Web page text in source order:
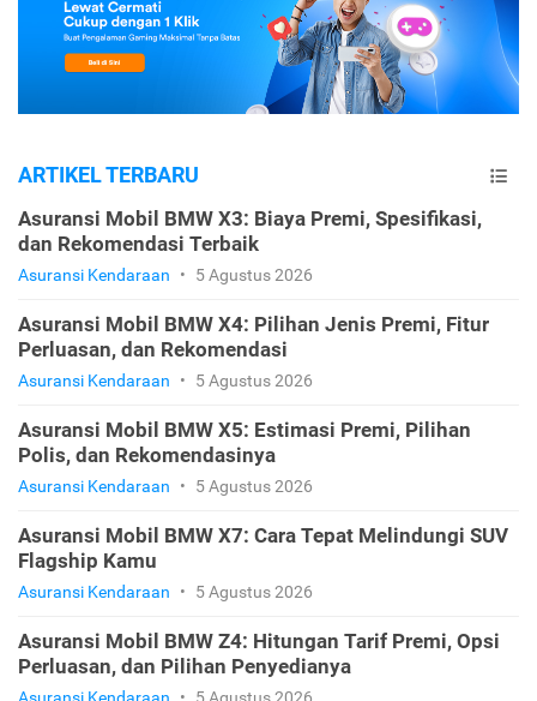
ARTIKEL TERBARU
Asuransi Mobil BMW X3: Biaya Premi, Spesifikasi,
dan Rekomendasi Terbaik
Asuransi Kendaraan • 5 Agustus 2026
Asuransi Mobil BMW X4: Pilihan Jenis Premi, Fitur
Perluasan, dan Rekomendasi
Asuransi Kendaraan • 5 Agustus 2026
Asuransi Mobil BMW X5: Estimasi Premi, Pilihan
Polis, dan Rekomendasinya
Asuransi Kendaraan • 5 Agustus 2026
Asuransi Mobil BMW X7: Cara Tepat Melindungi SUV
Flagship Kamu
Asuransi Kendaraan • 5 Agustus 2026
Asuransi Mobil BMW Z4: Hitungan Tarif Premi, Opsi
Perluasan, dan Pilihan Penyedianya
Asuransi Kendaraan • 5 Agustus 2026